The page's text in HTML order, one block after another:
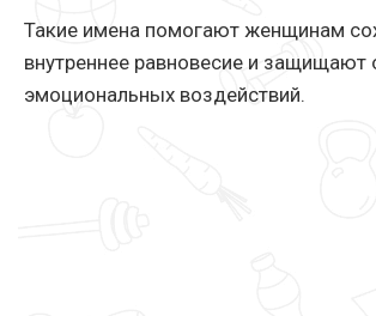
Такие имена помогают женщинам
внутреннее равновесие и защищают
эмоциональных воздействий.